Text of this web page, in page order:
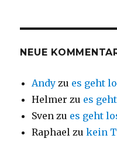
NEUE
Andy zu es geht
Helmer zu es
Sven zu es geht
Raphael zukein